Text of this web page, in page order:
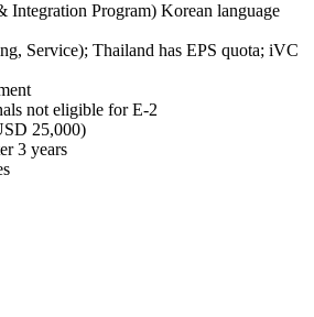
Program) Korean language
Service); Thailand has EPS quota; iVC
not eligible for E-2
25,000)
3 years